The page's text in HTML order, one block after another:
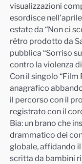
visualizzazioni
esordisce
estate da “Non ci
rétro prodotto da
pubblica “Sorriso
contro la violenza
Con il singolo “Film
anagrafico
il percorso con il
registrato con il
Bia: un brano che
drammatico dei
globale, affidando
scritta da bambini